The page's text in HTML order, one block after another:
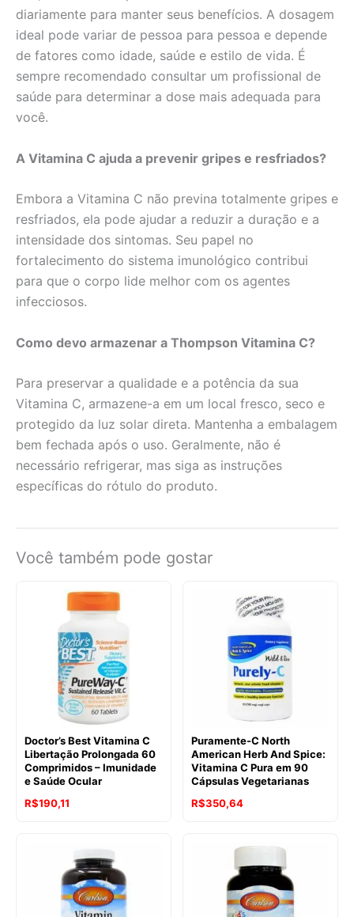
diariamente para manter seus benefícios. A dosagem
ideal pode variar de pessoa para pessoa e depende
de fatores como idade, saúde e estilo de vida. É
sempre recomendado consultar um profissional de
saúde para determinar a dose mais adequada para
você.
A Vitamina C ajuda a prevenir gripes e resfriados?
Embora a Vitamina C não previna totalmente gripes e
resfriados, ela pode ajudar a reduzir a duração e a
intensidade dos sintomas. Seu papel no
fortalecimento do sistema imunológico contribui
para que o corpo lide melhor com os agentes
infecciosos.
Como devo armazenar a Thompson Vitamina C?
Para preservar a qualidade e a potência da sua
Vitamina C, armazene-a em um local fresco, seco e
protegido da luz solar direta. Mantenha a embalagem
bem fechada após o uso. Geralmente, não é
necessário refrigerar, mas siga as instruções
específicas do rótulo do produto.
Você também pode gostar
Doctor’s Best Vitamina C
Libertação Prolongada 60
Comprimidos – Imunidade
e Saúde Ocular
R$190,11
Puramente-C North
American Herb And Spice:
Vitamina C Pura em 90
Cápsulas Vegetarianas
R$350,64